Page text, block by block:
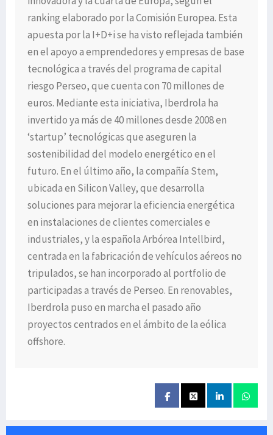
ranking elaborado por la Comisión Europea. Esta
apuesta por la I+D+i se ha visto reflejada también
en el apoyo a emprendedores y empresas de base
tecnológica a través del programa de capital
riesgo Perseo, que cuenta con 70 millones de
euros. Mediante esta iniciativa, Iberdrola ha
invertido ya más de 40 millones desde 2008 en
‘startup’ tecnológicas que aseguren la
sostenibilidad del modelo energético en el
futuro. En el último año, la compañía Stem,
ubicada en Silicon Valley, que desarrolla
soluciones para mejorar la eficiencia energética
en instalaciones de clientes comerciales e
industriales, y la española Arbórea Intellbird,
centrada en la fabricación de vehículos aéreos no
tripulados, se han incorporado al portfolio de
participadas a través de Perseo. En renovables,
Iberdrola puso en marcha el pasado año
proyectos centrados en el ámbito de la eólica
offshore.